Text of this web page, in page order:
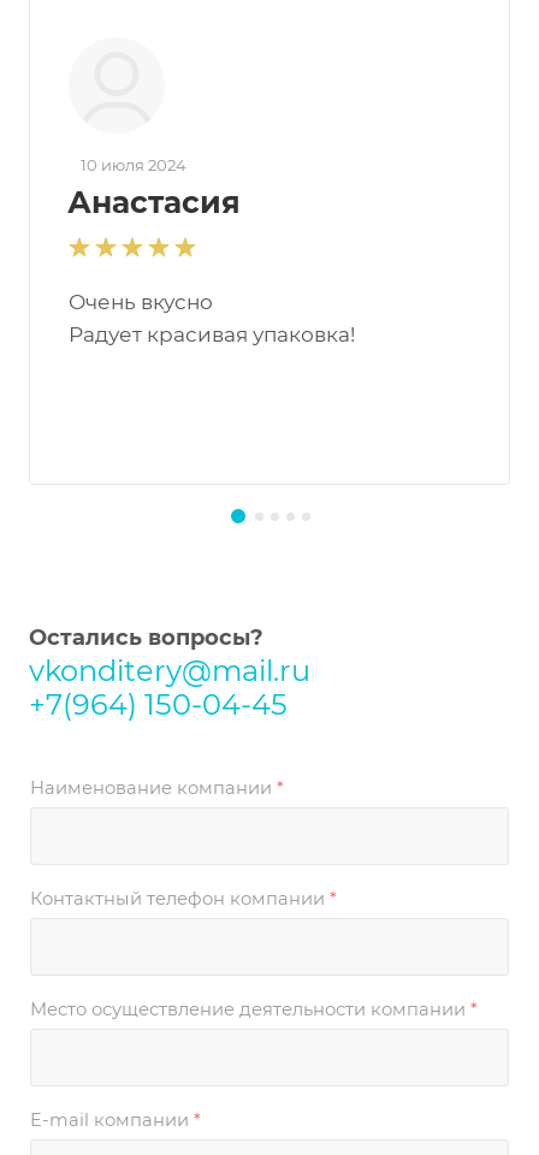
10 июля 2024
Анастасия
Очень вкусно
Радует красивая упаковка!
Остались вопросы?
vkonditery@mail.ru
+7(964) 150-04-45
Наименование компании *
Контактный телефон компании *
Место осуществление деятельности компании *
E-mail компании *